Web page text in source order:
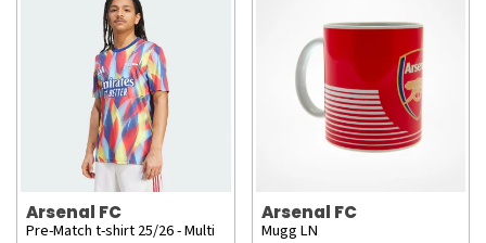
Arsenal FC
Pre-Match t-shirt 25/26 - Multi
Arsenal FC
Mugg LN